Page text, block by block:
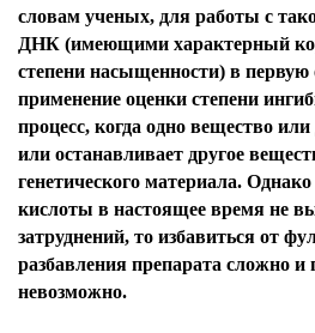
словам ученых, для работы с
ДНК (имеющими характерный
степени насыщенности) в первую
применение оценки степени
процесс, когда одно вещество или
или останавливает другое
генетического материала.
кислоты в настоящее время не
затруднений, то избавиться от
разбавления препарата сложно и
невозможно.